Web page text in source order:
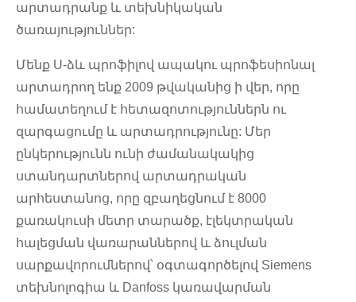
արտադրանք և տեխնիկական
ծառայություններ:
Մենք U-ձև պրոֆիլով ապակու պրոֆեսիոնալ
արտադրող ենք 2009 թվականից ի վեր, որը
համատեղում է հետազոտություններն ու
զարգացումը և արտադրությունը: Մեր
ընկերությունն ունի ժամանակակից
ստանդարտներով արտադրական
արհեստանոց, որը զբաղեցնում է 8000
քառակուսի մետր տարածք, էլեկտրական
հալեցման վառարաններով և ձուլման
սարքավորումներով՝ օգտագործելով Siemens
տեխնոլոգիա և Danfoss կառավարման